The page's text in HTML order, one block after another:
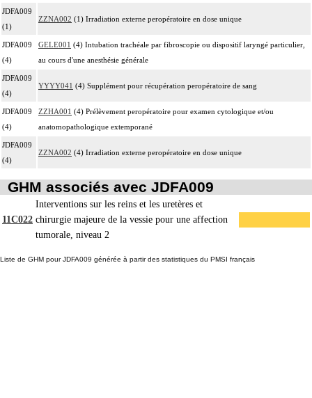
JDFA009
(1)
ZZNA002 (1) Irradiation externe peropératoire en dose unique
JDFA009
(4)
GELE001 (4) Intubation trachéale par fibroscopie ou dispositif laryngé particulier,
au cours d'une anesthésie générale
JDFA009
(4)
YYYY041 (4) Supplément pour récupération peropératoire de sang
JDFA009
(4)
ZZHA001 (4) Prélèvement peropératoire pour examen cytologique et/ou
anatomopathologique extemporané
JDFA009
(4)
ZZNA002 (4) Irradiation externe peropératoire en dose unique
GHM associés avec JDFA009
11C022
Interventions sur les reins et les uretères et
chirurgie majeure de la vessie pour une affection
tumorale, niveau 2
Liste de GHM pour JDFA009 générée à partir des statistiques du PMSI français